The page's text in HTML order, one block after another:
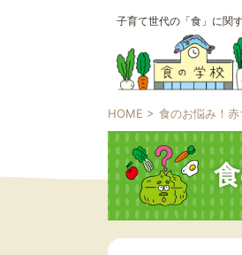
子育て世代の「食」に関
HOME > 食のお悩み！